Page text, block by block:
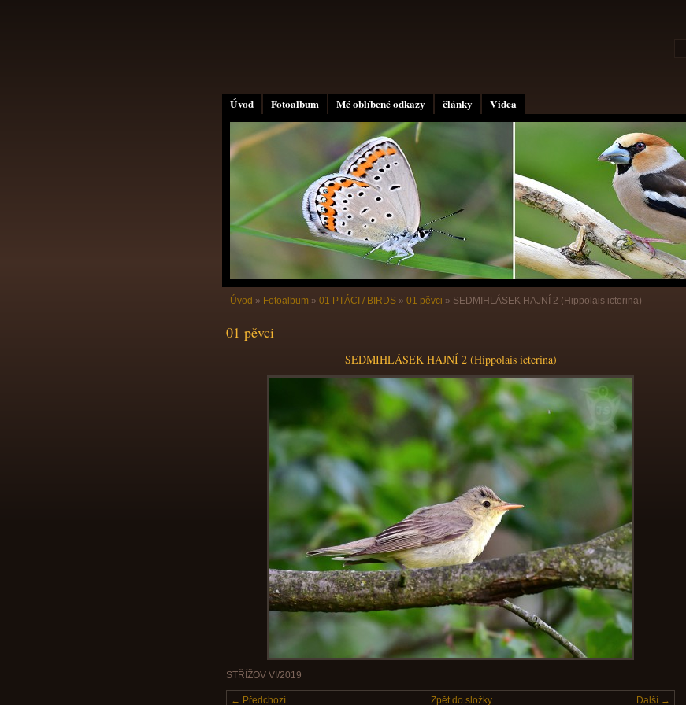
Úvod Fotoalbum Mé oblíbené odkazy články Videa
Úvod » Fotoalbum » 01 PTÁCI / BIRDS » 01 pěvci » SEDMIHLÁSEK HAJNÍ 2 (Hippolais icterina)
01 pěvci
SEDMIHLÁSEK HAJNÍ 2 (Hippolais icterina)
STŘÍŽOV VI/2019
← Předchozí Další →
Zpět do složky